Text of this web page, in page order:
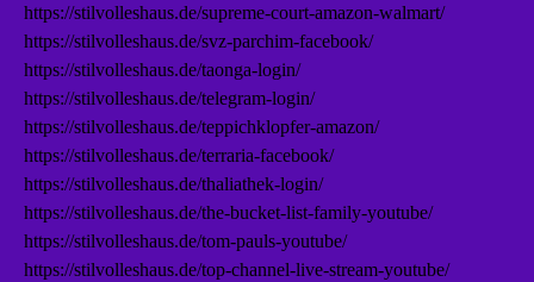
https://stilvolleshaus.de/supreme-court-amazon-walmart/
https://stilvolleshaus.de/svz-parchim-facebook/
https://stilvolleshaus.de/taonga-login/
https://stilvolleshaus.de/telegram-login/
https://stilvolleshaus.de/teppichklopfer-amazon/
https://stilvolleshaus.de/terraria-facebook/
https://stilvolleshaus.de/thaliathek-login/
https://stilvolleshaus.de/the-bucket-list-family-youtube/
https://stilvolleshaus.de/tom-pauls-youtube/
https://stilvolleshaus.de/top-channel-live-stream-youtube/